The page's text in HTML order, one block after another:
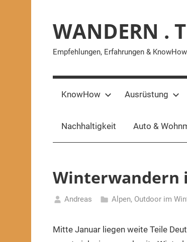
WANDERN .
Empfehlungen, Erfahrungen &
KnowHow Ausrüstung
Nachhaltigkeit Auto &
Winterwandern
Januar
Andreas Alpen, Outdoor im
Mitte Januar liegen weite Teile